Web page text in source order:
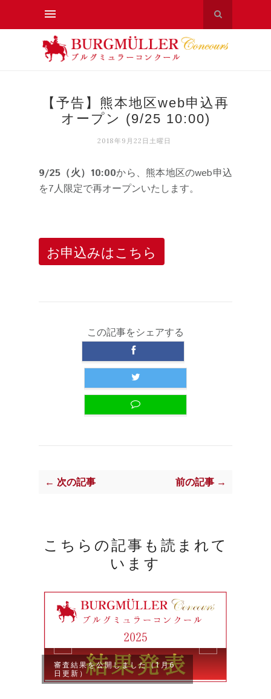
【予告】熊本地区web申込再
オープン (9/25 10:00)
2018年9月22日土曜日
9/25（火）10:00から、熊本地区のweb申込
を7人限定で再オープンいたします。
お申込みはこちら
この記事をシェアする
← 次の記事 前の記事 →
こちらの記事も読まれて
います
審査結果を公開しました（1月6
日更新）